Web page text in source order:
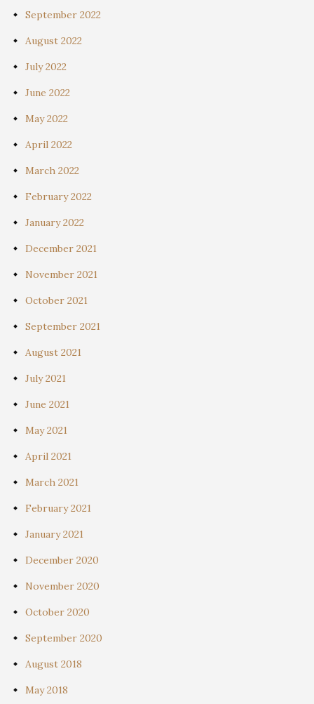
September 2022
August 2022
July 2022
June 2022
May 2022
April 2022
March 2022
February 2022
January 2022
December 2021
November 2021
October 2021
September 2021
August 2021
July 2021
June 2021
May 2021
April 2021
March 2021
February 2021
January 2021
December 2020
November 2020
October 2020
September 2020
August 2018
May 2018